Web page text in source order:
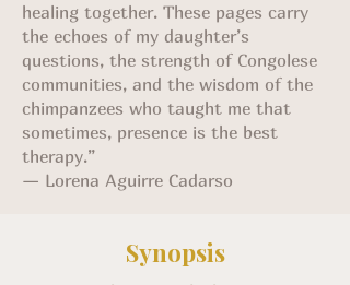
healing together. These pages carry
the echoes of my daughter’s
questions, the strength of Congolese
communities, and the wisdom of the
chimpanzees who taught me that
sometimes, presence is the best
therapy.”
— Lorena Aguirre Cadarso
Synopsis